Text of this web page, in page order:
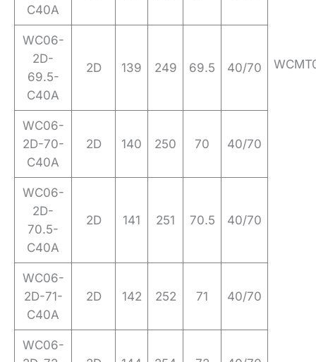
C40A
WC06-
2D-
69.5-
C40A
2D 139 249 69.5 40/70
WC06-
2D-70-
C40A
2D 140 250 70 40/70
WC06-
2D-
70.5-
C40A
2D 141 251 70.5 40/70
WC06-
2D-71-
C40A
2D 142 252 71 40/70
WC06-